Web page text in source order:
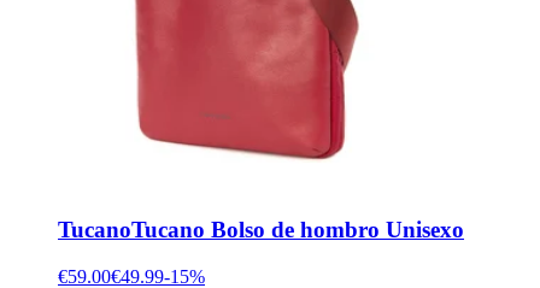
TucanoTucano Bolso de hombro Unisexo
€59.00€49.99-15%